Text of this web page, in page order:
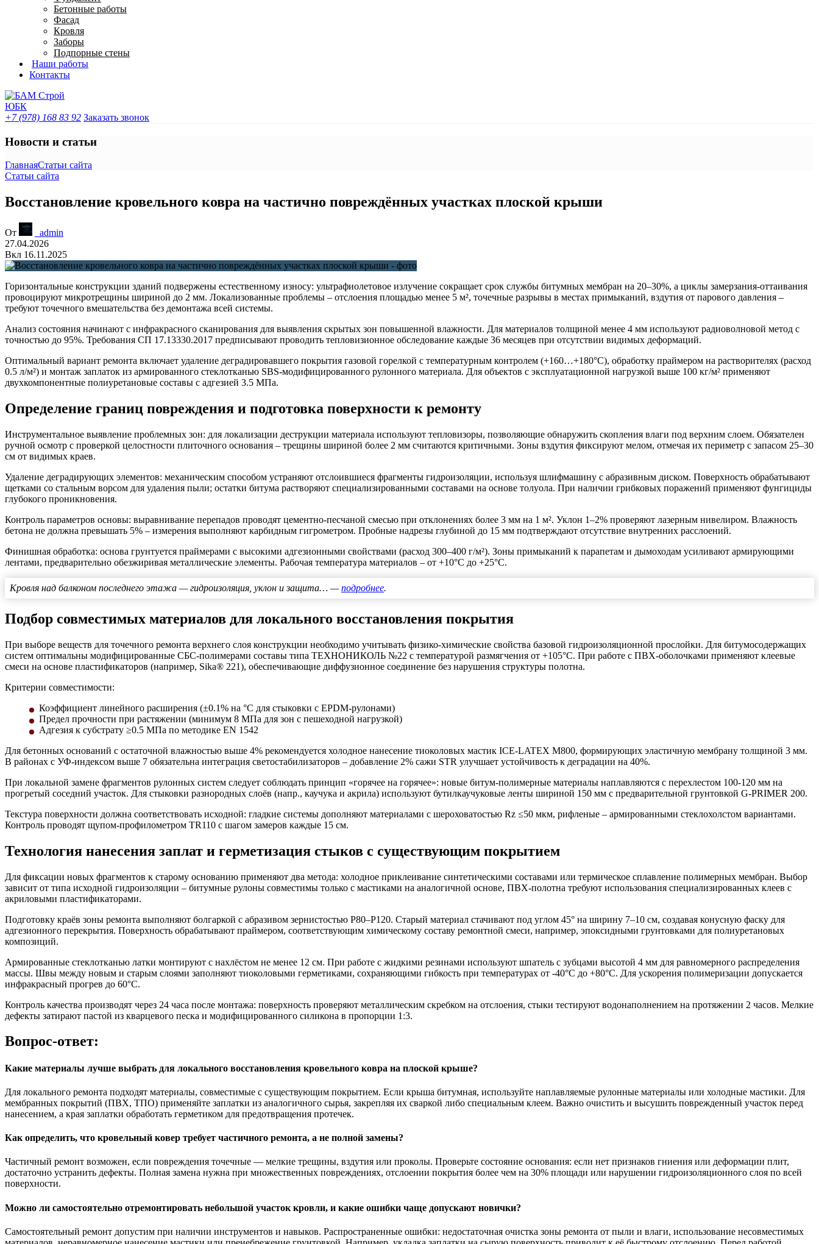
Бетонные работы
Фасад
Кровля
Заборы
Подпорные стены
Наши работы
Контакты
+7 (978) 168 83 92 Заказать звонок
Новости и статьи
ГлавнаяСтатьи сайта
Статьи сайта
Восстановление кровельного ковра на частично повреждённых участках плоской крыши
От
_admin
27.04.2026
Вкл 16.11.2025
Горизонтальные конструкции зданий подвержены естественному износу: ультрафиолетовое излучение сокращает срок службы битумных мембран на 20–30%, а циклы замерзания-оттаивания
провоцируют микротрещины шириной до 2 мм. Локализованные проблемы – отслоения площадью менее 5 м², точечные разрывы в местах примыканий, вздутия от парового давления –
требуют точечного вмешательства без демонтажа всей системы.
Анализ состояния начинают с инфракрасного сканирования для выявления скрытых зон повышенной влажности. Для материалов толщиной менее 4 мм используют радиоволновой метод с
точностью до 95%. Требования СП 17.13330.2017 предписывают проводить тепловизионное обследование каждые 36 месяцев при отсутствии видимых деформаций.
Оптимальный вариант ремонта включает удаление деградировавшего покрытия газовой горелкой с температурным контролем (+160…+180°C), обработку праймером на растворителях (расход
0.5 л/м²) и монтаж заплаток из армированного стеклотканью SBS-модифицированного рулонного материала. Для объектов с эксплуатационной нагрузкой выше 100 кг/м² применяют
двухкомпонентные полиуретановые составы с адгезией 3.5 МПа.
Определение границ повреждения и подготовка поверхности к ремонту
Инструментальное выявление проблемных зон: для локализации деструкции материала используют тепловизоры, позволяющие обнаружить скопления влаги под верхним слоем. Обязателен
ручной осмотр с проверкой целостности плиточного основания – трещины шириной более 2 мм считаются критичными. Зоны вздутия фиксируют мелом, отмечая их периметр с запасом 25–30
см от видимых краев.
Удаление деградирующих элементов: механическим способом устраняют отслоившиеся фрагменты гидроизоляции, используя шлифмашину с абразивным диском. Поверхность обрабатывают
щетками со стальным ворсом для удаления пыли; остатки битума растворяют специализированными составами на основе толуола. При наличии грибковых поражений применяют фунгициды
глубокого проникновения.
Контроль параметров основы: выравнивание перепадов проводят цементно-песчаной смесью при отклонениях более 3 мм на 1 м². Уклон 1–2% проверяют лазерным нивелиром. Влажность
бетона не должна превышать 5% – измерения выполняют карбидным гигрометром. Пробные надрезы глубиной до 15 мм подтверждают отсутствие внутренних расслоений.
Финишная обработка: основа грунтуется праймерами с высокими адгезионными свойствами (расход 300–400 г/м²). Зоны примыканий к парапетам и дымоходам усиливают армирующими
лентами, предварительно обезжиривая металлические элементы. Рабочая температура материалов – от +10°С до +25°С.
Кровля над балконом последнего этажа — гидроизоляция, уклон и защита… —подробнее.
Подбор совместимых материалов для локального восстановления покрытия
При выборе веществ для точечного ремонта верхнего слоя конструкции необходимо учитывать физико-химические свойства базовой гидроизоляционной прослойки. Для битумосодержащих
систем оптимальны модифицированные СБС-полимерами составы типа TЕХНОНИКОЛЬ №22 с температурой размягчения от +105°C. При работе с ПВХ-оболочками применяют клеевые
смеси на основе пластификаторов (например, Sika® 221), обеспечивающие диффузионное соединение без нарушения структуры полотна.
Критерии совместимости:
Коэффициент линейного расширения (±0.1% на °C для стыковки с EPDM-рулонами)
Предел прочности при растяжении (минимум 8 МПа для зон с пешеходной нагрузкой)
Адгезия к субстрату ≥0.5 МПа по методике EN 1542
Для бетонных оснований с остаточной влажностью выше 4% рекомендуется холодное нанесение тиоколовых мастик ICE-LATEX M800, формирующих эластичную мембрану толщиной 3 мм.
В районах с УФ-индексом выше 7 обязательна интеграция светостабилизаторов – добавление 2% сажи STR улучшает устойчивость к деградации на 40%.
При локальной замене фрагментов рулонных систем следует соблюдать принцип «горячее на горячее»: новые битум-полимерные материалы наплавляются с перехлестом 100-120 мм на
прогретый соседний участок. Для стыковки разнородных слоёв (напр., каучука и акрила) используют бутилкаучуковые ленты шириной 150 мм с предварительной грунтовкой G-PRIMER 200.
Текстура поверхности должна соответствовать исходной: гладкие системы дополняют материалами с шероховатостью Rz ≤50 мкм, рифленые – армированными стеклохолстом вариантами.
Контроль проводят щупом-профилометром TR110 с шагом замеров каждые 15 см.
Технология нанесения заплат и герметизация стыков с существующим покрытием
Для фиксации новых фрагментов к старому основанию применяют два метода: холодное приклеивание синтетическими составами или термическое сплавление полимерных мембран. Выбор
зависит от типа исходной гидроизоляции – битумные рулоны совместимы только с мастиками на аналогичной основе, ПВХ-полотна требуют использования специализированных клеев с
акриловыми пластификаторами.
Подготовку краёв зоны ремонта выполняют болгаркой с абразивом зернистостью P80–P120. Старый материал стачивают под углом 45° на ширину 7–10 см, создавая конусную фаску для
адгезионного перекрытия. Поверхность обрабатывают праймером, соответствующим химическому составу ремонтной смеси, например, эпоксидными грунтовками для полиуретановых
композиций.
Армированные стеклотканью латки монтируют с нахлёстом не менее 12 см. При работе с жидкими резинами используют шпатель с зубцами высотой 4 мм для равномерного распределения
массы. Швы между новым и старым слоями заполняют тиоколовыми герметиками, сохраняющими гибкость при температурах от -40°C до +80°C. Для ускорения полимеризации допускается
инфракрасный прогрев до 60°C.
Контроль качества производят через 24 часа после монтажа: поверхность проверяют металлическим скребком на отслоения, стыки тестируют водонаполнением на протяжении 2 часов. Мелкие
дефекты затирают пастой из кварцевого песка и модифицированного силикона в пропорции 1:3.
Вопрос-ответ:
Какие материалы лучше выбрать для локального восстановления кровельного ковра на плоской крыше?
Для локального ремонта подходят материалы, совместимые с существующим покрытием. Если крыша битумная, используйте наплавляемые рулонные материалы или холодные мастики. Для
мембранных покрытий (ПВХ, ТПО) применяйте заплатки из аналогичного сырья, закрепляя их сваркой либо специальным клеем. Важно очистить и высушить поврежденный участок перед
нанесением, а края заплатки обработать герметиком для предотвращения протечек.
Как определить, что кровельный ковер требует частичного ремонта, а не полной замены?
Частичный ремонт возможен, если повреждения точечные — мелкие трещины, вздутия или проколы. Проверьте состояние основания: если нет признаков гниения или деформации плит,
достаточно устранить дефекты. Полная замена нужна при множественных повреждениях, отслоении покрытия более чем на 30% площади или нарушении гидроизоляционного слоя по всей
поверхности.
Можно ли самостоятельно отремонтировать небольшой участок кровли, и какие ошибки чаще допускают новички?
Самостоятельный ремонт допустим при наличии инструментов и навыков. Распространенные ошибки: недостаточная очистка зоны ремонта от пыли и влаги, использование несовместимых